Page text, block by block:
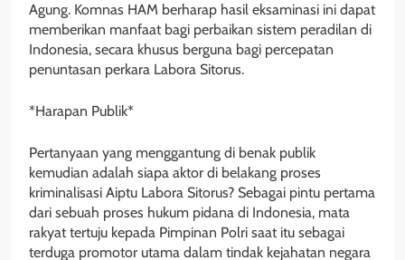
Agung. Komnas HAM berharap hasil eksaminasi ini dapat
memberikan manfaat bagi perbaikan sistem peradilan di
Indonesia, secara khusus berguna bagi percepatan
penuntasan perkara Labora Sitorus.
*Harapan Publik*
Pertanyaan yang menggantung di benak publik
kemudian adalah siapa aktor di belakang proses
kriminalisasi Aiptu Labora Sitorus? Sebagai pintu pertama
dari sebuah proses hukum pidana di Indonesia, mata
rakyat tertuju kepada Pimpinan Polri saat itu sebagai
terduga promotor utama dalam tindak kejahatan negara